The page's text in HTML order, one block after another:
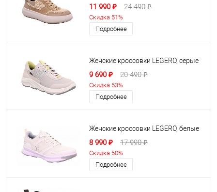
11 990 ₽ 24 490 ₽
Скидка 51%
Подробнее
Женские кроссовки LEGERO, серые
9 690 ₽ 20 490 ₽
Скидка 53%
Подробнее
Женские кроссовки LEGERO, белые
8 990 ₽ 17 990 ₽
Скидка 50%
Подробнее